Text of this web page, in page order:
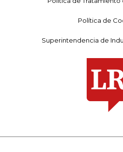
Política de
Superintendencia de